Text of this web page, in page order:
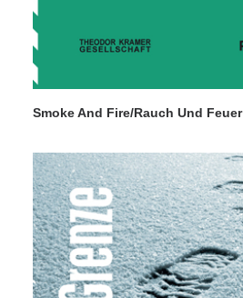
Smoke And Fire/Rauch Und Feuer